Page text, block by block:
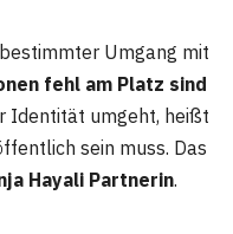
Umgang mit
fehl am Platz sind
Identität umgeht, heißt
sein muss. Das
Hayali Partnerin.